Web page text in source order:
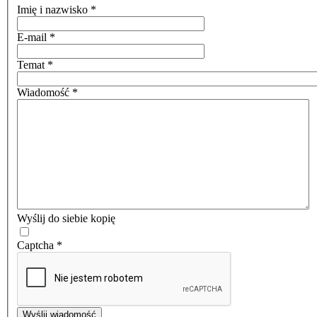
Imię i nazwisko *
E-mail *
Temat *
Wiadomość *
Wyślij do siebie kopię
Captcha *
Wyślij wiadomość